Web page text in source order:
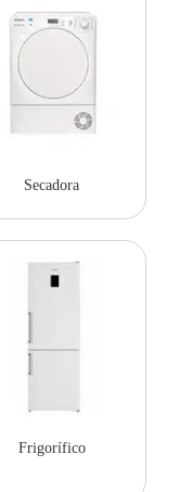
Secadora
Frigorífico